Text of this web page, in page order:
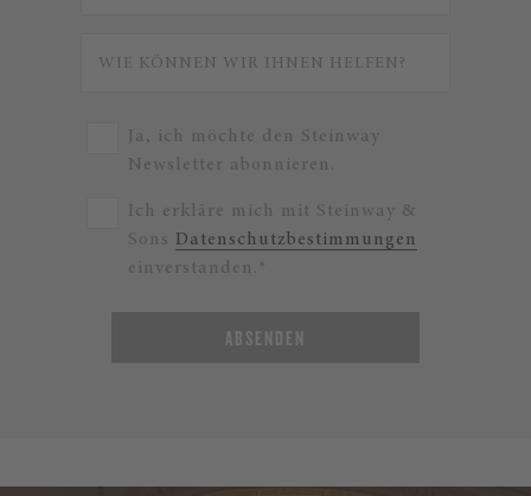
Ja, ich möchte den Steinway
Newsletter abonnieren.
Ich erkläre mich mit Steinway &
Sons Datenschutzbestimmungen
einverstanden.*
ABSENDEN